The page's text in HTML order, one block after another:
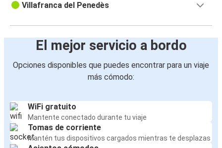
Villafranca del Penedès
El mejor servicio a bordo
Opciones disponibles que puedes encontrar para un viaje
más cómodo:
WiFi gratuito
Mantente conectado durante tu viaje
Tomas de corriente
Mantén tus dispositivos cargados mientras te desplazas